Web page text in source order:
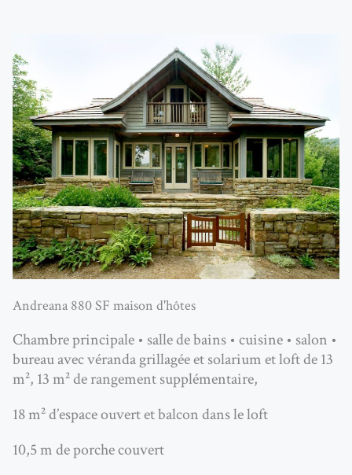
Andreana 880 SF maison d'hôtes
Chambre principale • salle de bains • cuisine • salon •
bureau avec véranda grillagée et solarium et loft de 13
m², 13 m² de rangement supplémentaire,
18 m² d’espace ouvert et balcon dans le loft
10,5 m de porche couvert